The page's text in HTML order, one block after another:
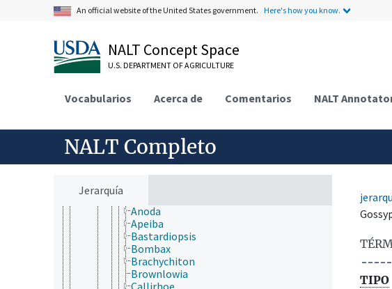
An official website of the United States government. Here's how you know.
NALT Concept Space
U.S. DEPARTMENT OF AGRICULTURE
Vocabularios Acerca de Comentarios NALT
NALT Completo
Jerarquía
Lamiales
Magnoliales
Malpighiales
Malvales
Cistaceae
Abelmoschus
Abutilon
Adansonia
Anoda
Apeiba
Bastardiopsis
Bombax
Brachychiton
Brownlowia
Callirhoe
TIPO